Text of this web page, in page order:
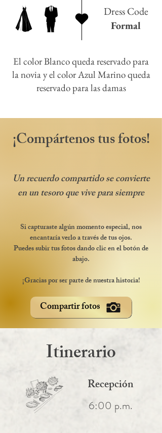
Dress Code
Formal
El color Blanco queda reservado para
la novia y el color Azul Marino queda
reservado para las damas
¡Compártenos tus fotos!
Un recuerdo compartido se convierte
en un tesoro que vive para siempre
Si capturaste algún momento especial, nos
encantaría verlo a través de tus ojos.
Puedes subir tus fotos dando clic en el botón de
abajo.
¡Gracias por ser parte de nuestra historia!
Compartir fotos
Itinerario
Recepción
6:00 p.m.